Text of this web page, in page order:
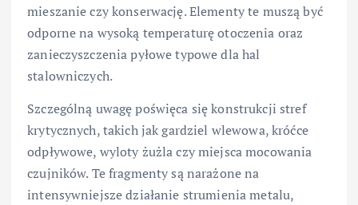
mieszanie czy konserwację. Elementy te muszą być
odporne na wysoką temperaturę otoczenia oraz
zanieczyszczenia pyłowe typowe dla hal
stalowniczych.
Szczególną uwagę poświęca się konstrukcji stref
krytycznych, takich jak gardziel wlewowa, króćce
odpływowe, wyloty żużla czy miejsca mocowania
czujników. Te fragmenty są narażone na
intensywniejsze działanie strumienia metalu,